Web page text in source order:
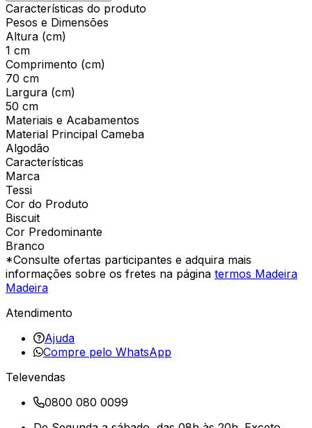
Características do produto
Pesos e Dimensões
Altura (cm)
1 cm
Comprimento (cm)
70 cm
Largura (cm)
50 cm
Materiais e Acabamentos
Material Principal Cameba
Algodão
Características
Marca
Tessi
Cor do Produto
Biscuit
Cor Predominante
Branco
*Consulte ofertas participantes e adquira mais
informações sobre os fretes na página termos Madeira
Madeira
Atendimento
Ajuda
Compre pelo WhatsApp
Televendas
0800 080 0099